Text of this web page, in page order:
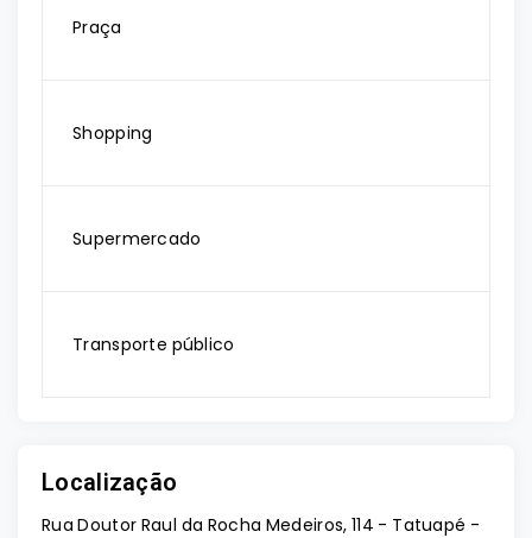
Praça
Shopping
Supermercado
Transporte público
Localização
Rua Doutor Raul da Rocha Medeiros, 114 - Tatuapé -